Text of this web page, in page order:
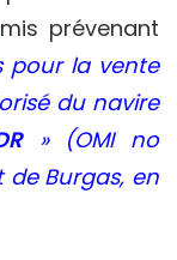
prévenant
pour la vente
du navire
» (OMI no
Burgas, en